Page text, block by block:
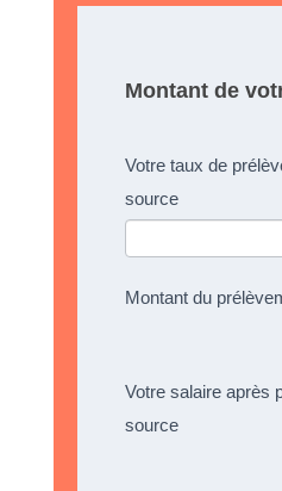
Montant de
Votre taux de
source
Montant du
Votre salaire après
source